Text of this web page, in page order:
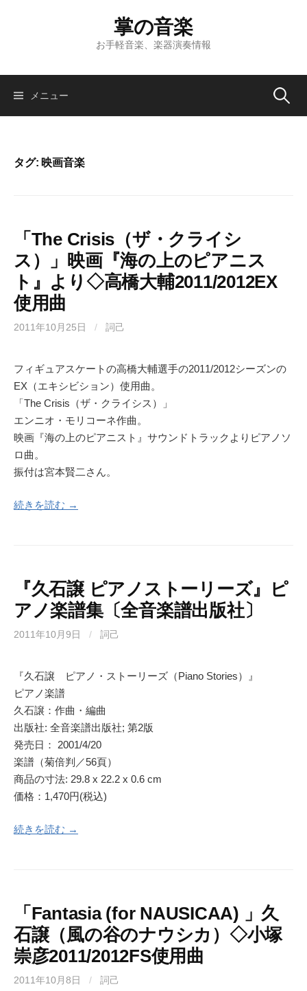
ツ
掌の音楽
お手軽音楽、楽器演奏情報
メニュー 検
タグ: 映画音楽
「The Crisis（ザ・クライシ
ス）」映画『海の上のピアニス
ト』より◇高橋大輔2011/2012EX
使用曲
2011年10月25日 / 詞己
フィギュアスケートの高橋大輔選手の2011/2012シーズンの
EX（エキシビション）使用曲。
「The Crisis（ザ・クライシス）」
エンニオ・モリコーネ作曲。
映画『海の上のピアニスト』サウンドトラックよりピアノソ
ロ曲。
振付は宮本賢二さん。
続きを読む →
『久石譲 ピアノストーリーズ』ピ
アノ楽譜集〔全音楽譜出版社〕
2011年10月9日 / 詞己
『久石譲 ピアノ・ストーリーズ（Piano Stories）』
ピアノ楽譜
久石譲：作曲・編曲
出版社: 全音楽譜出版社; 第2版
発売日： 2001/4/20
楽譜（菊倍判／56頁）
商品の寸法: 29.8 x 22.2 x 0.6 cm
価格：1,470円(税込)
続きを読む →
「Fantasia (for NAUSICAA) 」久
石譲（風の谷のナウシカ）◇小塚
崇彦2011/2012FS使用曲
2011年10月8日 / 詞己